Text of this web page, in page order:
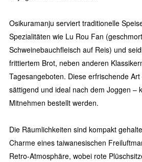
Osikuramanju serviert traditionelle
Spezialitäten wie Lu Rou Fan
Schweinebauchfleisch auf Reis) und
frittiertem Brot, neben anderen
Tagesangeboten. Diese erfrischende
sättigend und ideal nach dem Joggen –
Mitnehmen bestellt werden.
Die Räumlichkeiten sind kompakt
Charme eines taiwanesischen
Retro-Atmosphäre, wobei rote